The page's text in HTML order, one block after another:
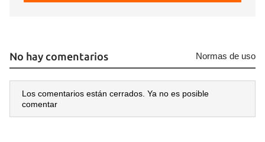
No hay comentarios Normas de uso
Los comentarios están cerrados. Ya no es posible
comentar